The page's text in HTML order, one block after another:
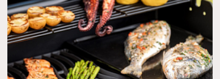
выглядеть эстетично!
Благодаря своим функциональным
возможностям, ROGUE 425 RSB позволит воплотить в
жизнь огромное количество кулинарных рецептов и
абсолютно точно удовлетворит гастрономические
запросы увлеченных поваров-любителей.